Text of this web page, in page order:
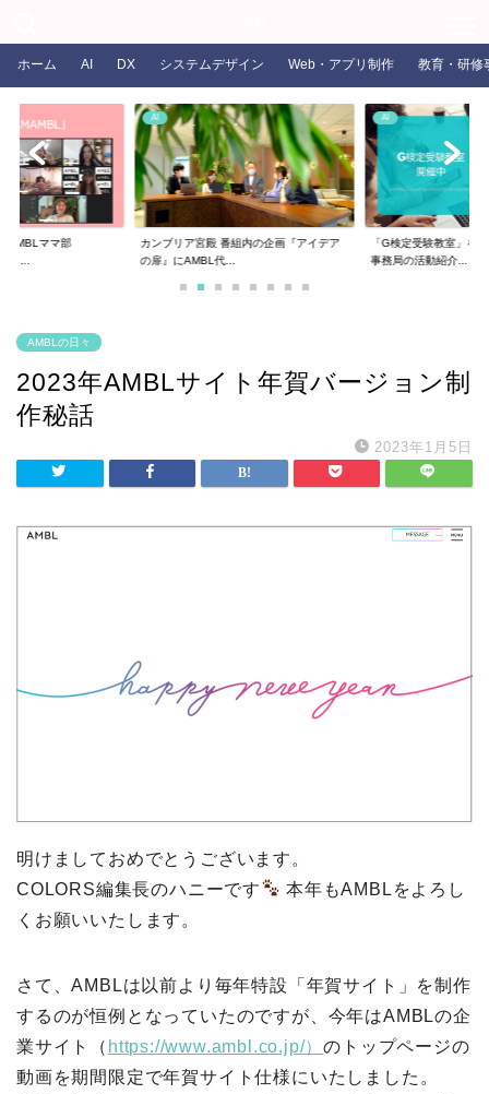
ホーム AI DX システムデザイン Web・アプリ制作 教育・研修
AMBLママ部
AI
カンブリア宮殿 番組内の企画『アイデア
の扉』にAMBL代...
AI
「G検定受験教室」を
事務局の活動紹介...
AMBLの日々
2023年AMBLサイト年賀バージョン制
作秘話
2023年1月5日
明けましておめでとうございます。
COLORS編集長のハニーです
本年もAMBLをよろし
くお願いいたします。
さて、AMBLは以前より毎年特設「年賀サイト」を制作
するのが恒例となっていたのですが、今年はAMBLの企
業サイト（ https://www.ambl.co.jp/）のトップページの
動画を期間限定で年賀サイト仕様にいたしました。